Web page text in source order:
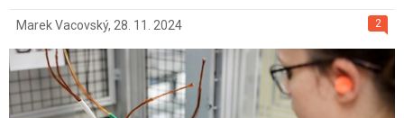
2
Marek Vacovský, 28. 11. 2024